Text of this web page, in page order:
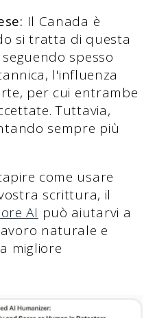
Il Canada è
si tratta di questa
spesso
l'influenza
per cui entrambe
Tuttavia,
sempre più
come usare
scrittura, il
AI può aiutarvi a
naturale e
migliore